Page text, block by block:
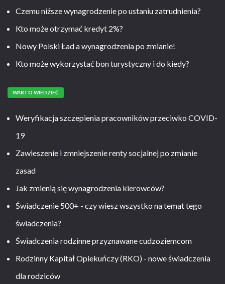
Czemu niższe wynagrodzenie po ustaniu zatrudnienia?
Kto może otrzymać kredyt 2%?
Nowy Polski Ład a wynagrodzenia po zmianie!
Kto może wykorzystać bon turystyczny i do kiedy?
WARTO WIEDZIEĆ
Weryfikacja szczepienia pracowników przeciwko COVID-
19
Zawieszenie i zmniejszenie renty socjalnej po zmianie
zasad
Jak zmienią się wynagrodzenia kierowców?
Świadczenie 500+ - czy wiesz wszystko na temat tego
świadczenia?
Świadczenia rodzinne przyznawane cudzoziemcom
Rodzinny Kapitał Opiekuńczy (RKO) - nowe świadczenia
dla rodziców